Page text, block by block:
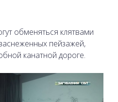
обменяться клятвами
пейзажей,
канатной дороге.